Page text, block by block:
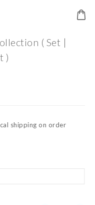
( Set |
)
shipping on order